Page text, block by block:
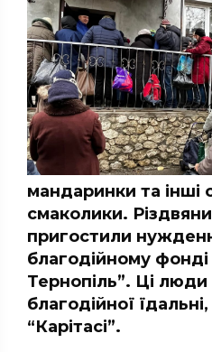
мандаринки та інші
смаколики.
пригостили
благодійному фонді
Тернопіль”. Ці люди
благодійної
“Карітасі”.